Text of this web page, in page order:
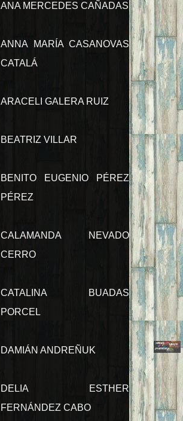
ANA MERCEDES CAÑADAS
ANNA MARÍA CASANOVAS
CATALÁ
ARACELI GALERA RUIZ
BEATRIZ VILLAR
BENITO EUGENIO PÉREZ
PÉREZ
CALAMANDA NEVADO
CERRO
CATALINA BUADAS
PORCEL
DAMIÁN ANDREÑUK
DELIA ESTHER
FERNÁNDEZ CABO